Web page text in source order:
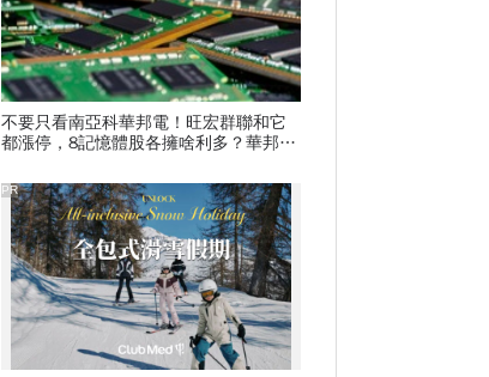
不要只看南亞科華邦電！旺宏群聯和它
都漲停，8記憶體股各擁啥利多？華邦電
PR